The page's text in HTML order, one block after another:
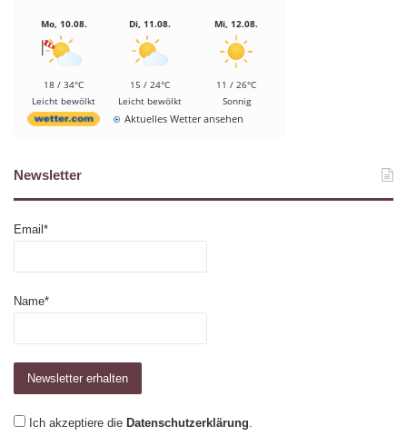
Mo, 10.08.
18 / 34°C
Leicht bewölkt
Di, 11.08.
15 / 24°C
Leicht bewölkt
Mi, 12.08.
11 / 26°C
Sonnig
Aktuelles Wetter ansehen
Newsletter
Email*
Name*
Ich akzeptiere die Datenschutzerklärung